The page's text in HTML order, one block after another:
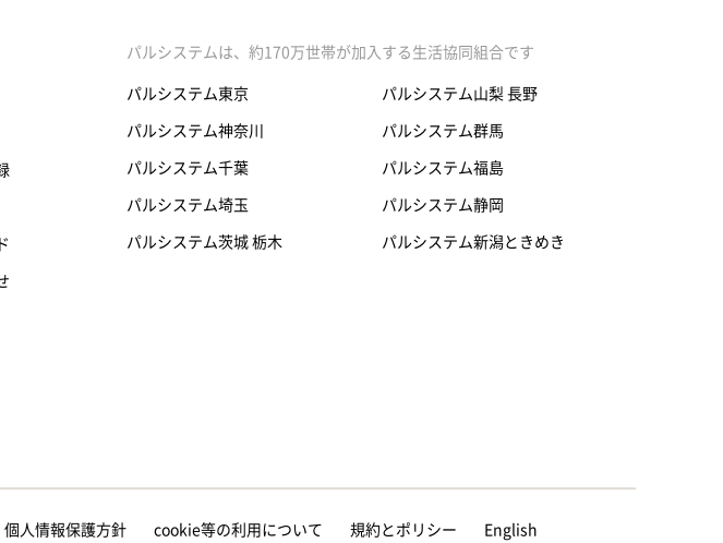
パルシステムは、約170万世帯が加入する生活協同組合です
パルシステム東京
パルシステム神奈川
パルシステム千葉
パルシステム埼玉
パルシステム茨城 栃木
パルシステム山梨 長野
パルシステム群馬
パルシステム福島
パルシステム静岡
パルシステム新潟ときめき
個人情報保護方針 cookie等の利用について 規約とポリシー English